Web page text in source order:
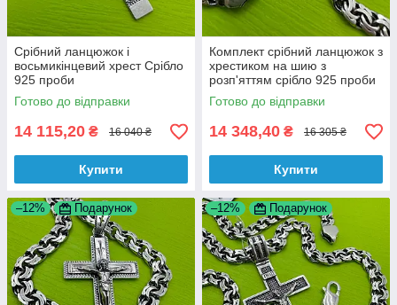
Срібний ланцюжок і
восьмикінцевий хрест Срібло
925 проби
Готово до відправки
14 115,20 ₴ 16 040 ₴
Купити
Комплект срібний ланцюжок з
хрестиком на шию з
розп'яттям срібло 925 проби
Готово до відправки
14 348,40 ₴ 16 305 ₴
Купити
–12% Подарунок –12% Подарунок